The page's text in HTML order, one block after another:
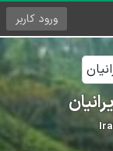
ورود کاربر